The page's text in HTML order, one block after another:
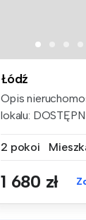
Łódź
Opis
lokalu:
2 pokoi
1 680 zł